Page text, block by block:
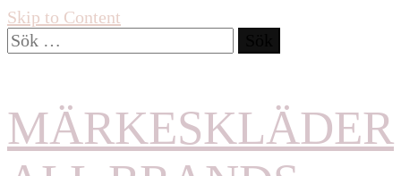
Skip to Content
Sök
efter:
MÄRKESKLÄDER